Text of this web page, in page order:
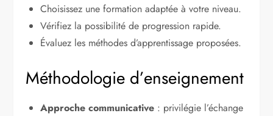
Choisissez une formation adaptée à votre niveau.
Vérifiez la possibilité de progression rapide.
Évaluez les méthodes d’apprentissage proposées.
Méthodologie d’enseignement
Approche communicative : privilégie l’échange